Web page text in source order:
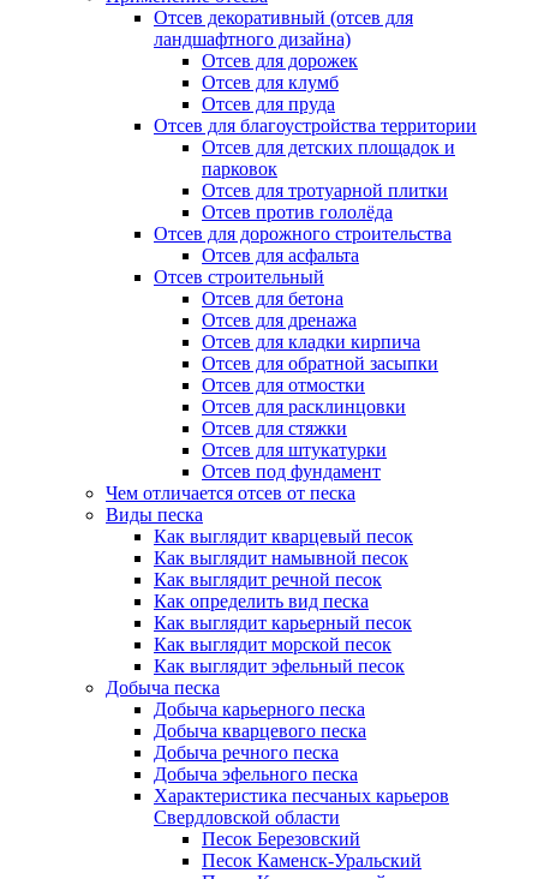
Отсев декоративный (отсев для
ландшафтного дизайна)
Отсев для дорожек
Отсев для клумб
Отсев для пруда
Отсев для благоустройства территории
Отсев для детских площадок и
парковок
Отсев для тротуарной плитки
Отсев против гололёда
Отсев для дорожного строительства
Отсев для асфальта
Отсев строительный
Отсев для бетона
Отсев для дренажа
Отсев для кладки кирпича
Отсев для обратной засыпки
Отсев для отмостки
Отсев для расклинцовки
Отсев для стяжки
Отсев для штукатурки
Отсев под фундамент
Чем отличается отсев от песка
Виды песка
Как выглядит кварцевый песок
Как выглядит намывной песок
Как выглядит речной песок
Как определить вид песка
Как выглядит карьерный песок
Как выглядит морской песок
Как выглядит эфельный песок
Добыча песка
Добыча карьерного песка
Добыча кварцевого песка
Добыча речного песка
Добыча эфельного песка
Характеристика песчаных карьеров
Свердловской области
Песок Березовский
Песок Каменск-Уральский